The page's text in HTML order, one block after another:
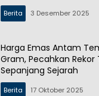
Berita 3 Desember 2025
Harga Emas Antam
Gram, Pecahkan Rekor
Sepanjang Sejarah
Berita 17 Oktober 2025